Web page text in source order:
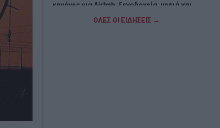
κανόνες για Airbnb, ξενοδοχεία, νησιά και
ΟΛΕΣ ΟΙ ΕΙΔΗΣΕΙΣ →